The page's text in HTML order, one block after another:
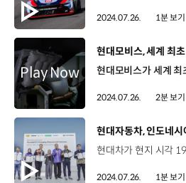
2024.07.26. 1분 보기
[동영상]
현대모비스, 세계 최
2024.07.26. 2분 보기
[동영상]
2024.07.26. 1분 보기